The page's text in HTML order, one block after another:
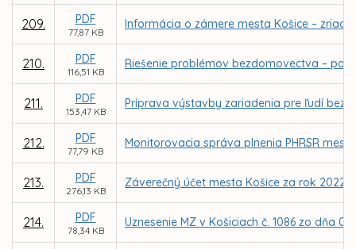
209. PDF
77,87 KB
Informácia o zámere mesta Košice –
210. PDF
116,51 KB
Riešenie problémov bezdomovectva –
211. PDF
153,47 KB
Príprava výstavby zariadenia pre ľudí bez
212. PDF
77,79 KB
Monitorovacia správa plnenia PHRSR
213. PDF
276,13 KB
Záverečný účet mesta Košice za rok 2022
214. PDF
78,34 KB
Uznesenie MZ v Košiciach č. 1086 zo dňa